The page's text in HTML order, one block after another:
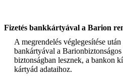
Fizetés bankkártyával a Barion
A megrendelés véglegesítése
bankártyával a
biztonságban lesznek, a bankon
kártyád adataihoz.